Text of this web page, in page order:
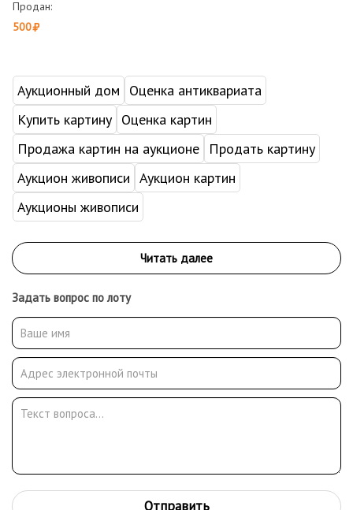
Продан:
500
Аукционный дом
Оценка антиквариата
Купить картину Оценка картин
Продажа картин на аукционе
Продать картину
Аукцион живописи Аукцион картин
Аукционы живописи
Задать вопрос по лоту
Отправить